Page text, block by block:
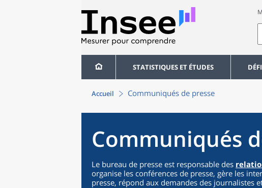
STATISTIQUES ET ÉTUDES
Accueil Communiqués de presse
Communiqués
Le bureau de presse est responsable des
organise les conférences de presse, gère les
presse, répond aux demandes des journalistes